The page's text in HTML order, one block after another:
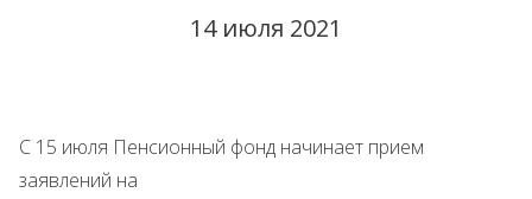
14 июля 2021
С 15 июля Пенсионный фонд начинает прием
заявлений на